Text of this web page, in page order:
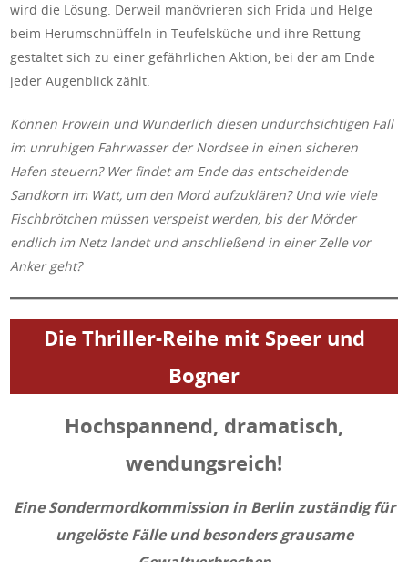
wird die Lösung. Derweil manövrieren sich Frida und Helge
beim Herumschnüffeln in Teufelsküche und ihre Rettung
gestaltet sich zu einer gefährlichen Aktion, bei der am Ende
jeder Augenblick zählt.
Können Frowein und Wunderlich diesen undurchsichtigen Fall
im unruhigen Fahrwasser der Nordsee in einen sicheren
Hafen steuern? Wer findet am Ende das entscheidende
Sandkorn im Watt, um den Mord aufzuklären? Und wie viele
Fischbrötchen müssen verspeist werden, bis der Mörder
endlich im Netz landet und anschließend in einer Zelle vor
Anker geht?
Die Thriller-Reihe mit Speer und
Bogner
Hochspannend, dramatisch,
wendungsreich!
Eine Sondermordkommission in Berlin zuständig für
ungelöste Fälle und besonders grausame